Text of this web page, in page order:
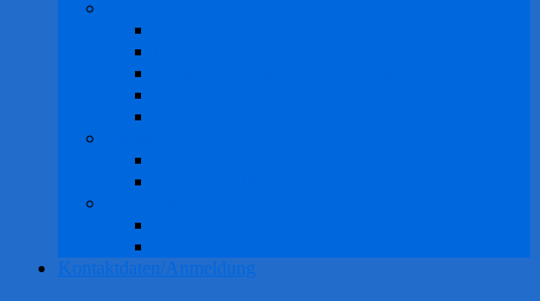
Kontaktdaten/Anmeldung